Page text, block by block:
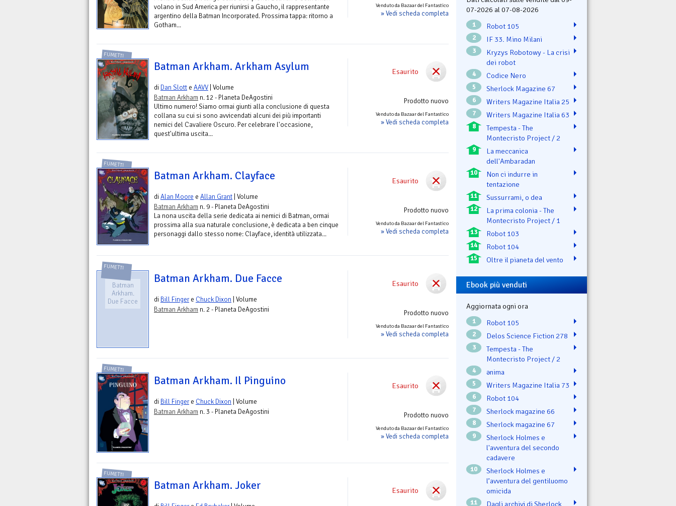
Venduto da Bazaar del Fantastico
» Vedi scheda completa
volano in Sud America per riunirsi a Gaucho, il rappresentante
argentino della Batman Incorporated. Prossima tappa: ritorno a
Gotham...
Esaurito
Prodotto nuovo
Venduto da Bazaar del Fantastico
» Vedi scheda completa
FUMETTI
Batman Arkham. Arkham Asylum
di Dan Slott e AAVV | Volume
Batman Arkham n. 12 - Planeta DeAgostini
Ultimo numero! Siamo ormai giunti alla conclusione di questa
collana su cui si sono avvicendati alcuni dei più importanti
nemici del Cavaliere Oscuro. Per celebrare l'occasione,
quest'ultima uscita...
Esaurito
Prodotto nuovo
Venduto da Bazaar del Fantastico
» Vedi scheda completa
FUMETTI
Batman Arkham. Clayface
diAlan Moore e Allan Grant | Volume
Batman Arkham n. 9 - Planeta DeAgostini
La nona uscita della serie dedicata ai nemici di Batman, ormai
prossima alla sua naturale conclusione, è dedicata a ben cinque
personaggi dallo stesso nome: Clayface, identità utilizzata...
Esaurito
Prodotto nuovo
Venduto da Bazaar del Fantastico
» Vedi scheda completa
FUMETTI
Batman
Arkham.
Due Facce
Batman Arkham. Due Facce
di Bill Fingere Chuck Dixon | Volume
Batman Arkham n. 2 - Planeta DeAgostini
Esaurito
Prodotto nuovo
Venduto da Bazaar del Fantastico
» Vedi scheda completa
FUMETTI
Batman Arkham. Il Pinguino
di Bill Fingere Chuck Dixon | Volume
Batman Arkham n. 3 - Planeta DeAgostini
Esaurito
FUMETTI
Batman Arkham. Joker
07-2026 al 07-08-2026
1 Robot 105
2 IF 33. Mino Milani
3
Kryzys Robotowy - La crisi
dei robot
4 Codice Nero
5 Sherlock Magazine 67
6 Writers Magazine Italia 25
7 Writers Magazine Italia 63
8
Tempesta - The
Montecristo Project / 2
9
La meccanica
dell'Ambaradan
10
Non ci indurre in
tentazione
11 Sussurrami, o dea
12
La prima colonia - The
Montecristo Project / 1
13 Robot 103
14 Robot 104
15 Oltre il pianeta del vento
Ebook più venduti
Aggiornata ogni ora
1 Robot 105
2 Delos Science Fiction 278
3
Tempesta - The
Montecristo Project / 2
4 ənima
5 Writers Magazine Italia 73
6 Robot 104
7 Sherlock magazine 66
8 Sherlock magazine 67
9
Sherlock Holmes e
l'avventura del secondo
cadavere
10
Sherlock Holmes e
l’avventura del gentiluomo
omicida
11
Dagli archivi di Sherlock